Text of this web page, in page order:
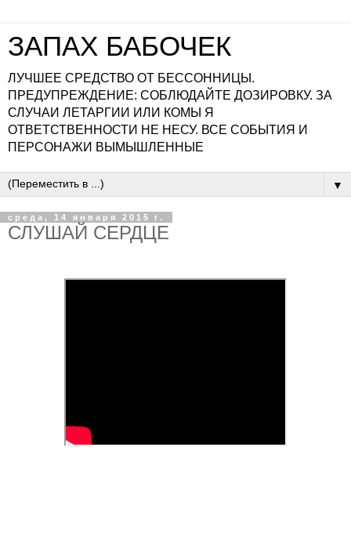
ЗАПАХ БАБОЧЕК
ЛУЧШЕЕ СРЕДСТВО ОТ БЕССОННИЦЫ.
ПРЕДУПРЕЖДЕНИЕ: СОБЛЮДАЙТЕ ДОЗИРОВКУ. ЗА
СЛУЧАИ ЛЕТАРГИИ ИЛИ КОМЫ Я
ОТВЕТСТВЕННОСТИ НЕ НЕСУ. ВСЕ СОБЫТИЯ И
ПЕРСОНАЖИ ВЫМЫШЛЕННЫЕ
▼
среда, 14 января 2015 г.
СЛУШАЙ СЕРДЦЕ